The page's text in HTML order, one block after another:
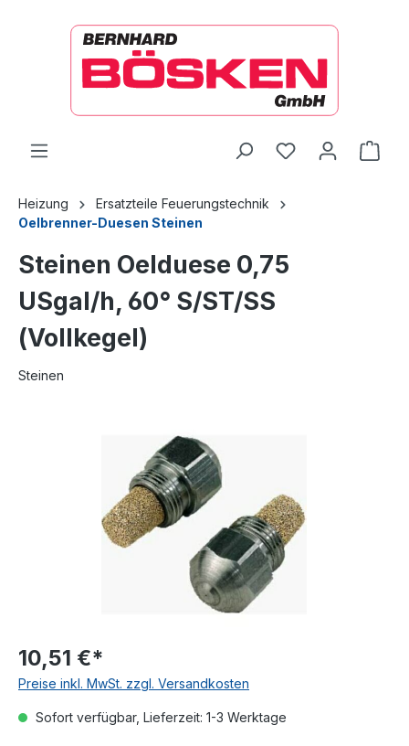
Heizung
Ersatzteile Feuerungstechnik
Oelbrenner-Duesen Steinen
Steinen Oelduese 0,75
USgal/h, 60° S/ST/SS
(Vollkegel)
Steinen
10,51 €*
Preise inkl. MwSt. zzgl. Versandkosten
Sofort verfügbar, Lieferzeit: 1-3 Werktage